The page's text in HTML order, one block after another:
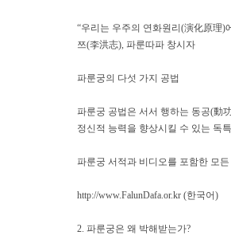
“우리는 우주의 연화원리(演化原理)
쯔(李洪志), 파룬따파 창시자
파룬궁의 다섯 가지 공법
파룬궁 공법은 서서 행하는 동공(動
정신적 능력을 향상시킬 수 있는 독
파룬궁 서적과 비디오를 포함한 모
http://www.FalunDafa.or.kr (한국어)
2. 파룬궁은 왜 박해받는가?